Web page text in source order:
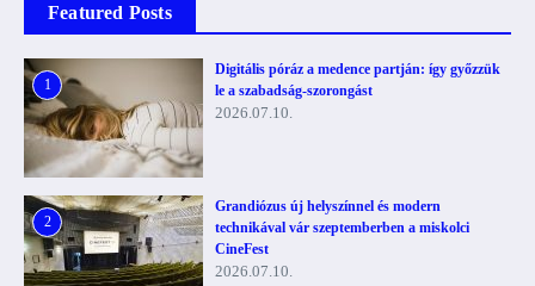
Featured Posts
1
Digitális póráz a medence partján: így győzzük
le a szabadság-szorongást
2026.07.10.
2
Grandiózus új helyszínnel és modern
technikával vár szeptemberben a miskolci
CineFest
2026.07.10.